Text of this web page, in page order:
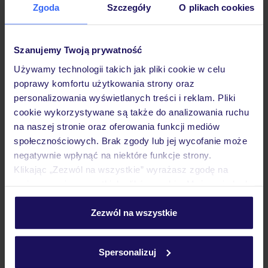
Zgoda Szczegóły O plikach cookies
Szanujemy Twoją prywatność
Używamy technologii takich jak pliki cookie w celu
poprawy komfortu użytkowania strony oraz
personalizowania wyświetlanych treści i reklam. Pliki
cookie wykorzystywane są także do analizowania ruchu
na naszej stronie oraz oferowania funkcji mediów
społecznościowych. Brak zgody lub jej wycofanie może
negatywnie wpłynąć na niektóre funkcje strony.
Klikając „Zezwól na wszystkie” wyrażasz zgodę na
personalizować swój wybór wchodząc w zakładkę
Szczegółowe informacje o plikach cookie znajdziesz
Zezwól na wszystkie
Spersonalizuj
Hotel
Wyżywienie
Atrakcje
Ważne informacje
Często zadawane pytania
Jak zmienić uczestników/osobę zgłaszającą?